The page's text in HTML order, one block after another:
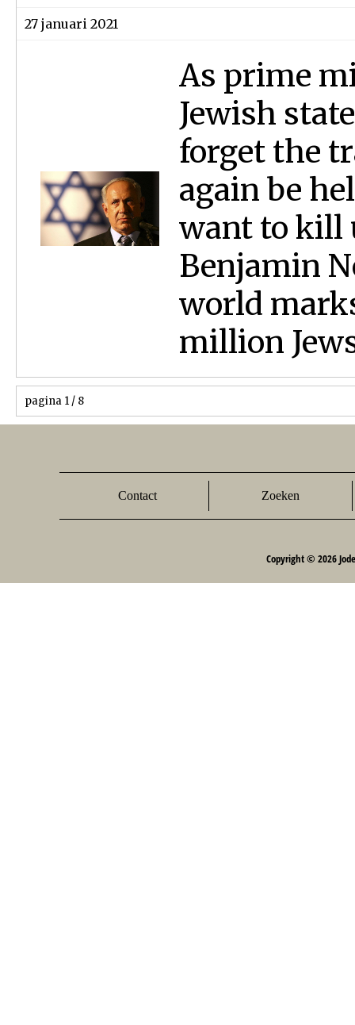
27 januari 2021
As prime
Jewish
forget the
again be
want to kill
Benjamin
world
million
pagina 1 / 8
Contact Zoeken
Copyright © 2026